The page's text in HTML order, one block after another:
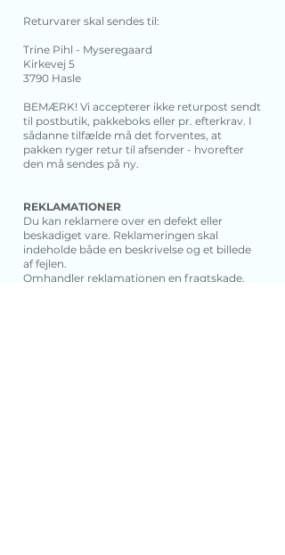
Returvarer skal sendes til:
Trine Pihl - Myseregaard
Kirkevej 5
3790 Hasle
BEMÆRK! Vi accepterer ikke returpost sendt
til postbutik, pakkeboks eller pr. efterkrav. I
sådanne tilfælde må det forventes, at
pakken ryger retur til afsender - hvorefter
den må sendes på ny.
REKLAMATIONER
Du kan reklamere over en defekt eller
beskadiget vare. Reklameringen skal
indeholde både en beskrivelse og et billede
af fejlen.
Omhandler reklamationen en fragtskade,